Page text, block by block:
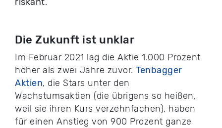
Die Zukunft ist unklar
Im Februar 2021 lag die Aktie 1.000 Prozent
höher als zwei Jahre zuvor. Tenbagger
Aktien, die Stars unter den
Wachstumsaktien (die übrigens so heißen,
weil sie ihren Kurs verzehnfachen), haben
für einen Anstieg von 900 Prozent ganze